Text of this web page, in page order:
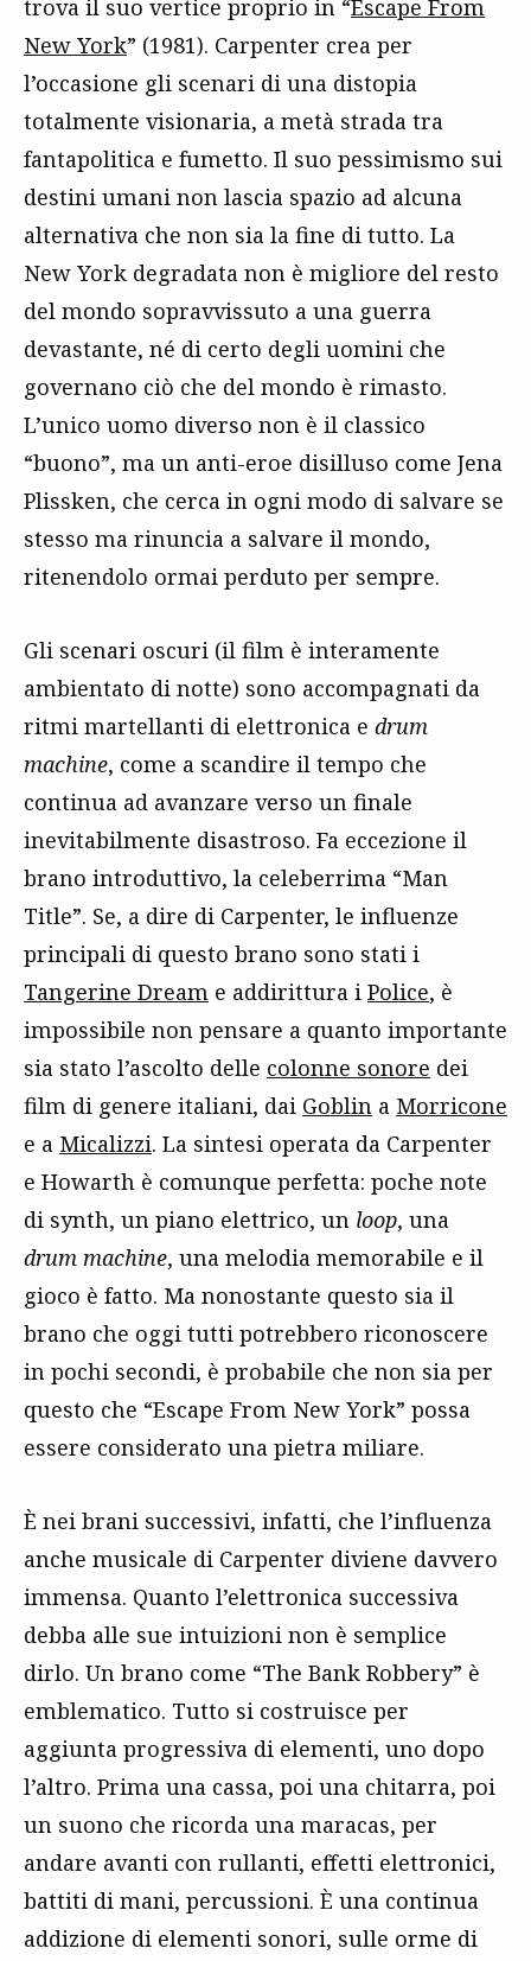
trova il suo vertice proprio in “Escape From
New York” (1981). Carpenter crea per
l’occasione gli scenari di una distopia
totalmente visionaria, a metà strada tra
fantapolitica e fumetto. Il suo pessimismo sui
destini umani non lascia spazio ad alcuna
alternativa che non sia la fine di tutto. La
New York degradata non è migliore del resto
del mondo sopravvissuto a una guerra
devastante, né di certo degli uomini che
governano ciò che del mondo è rimasto.
L’unico uomo diverso non è il classico
“buono”, ma un anti-eroe disilluso come Jena
Plissken, che cerca in ogni modo di salvare se
stesso ma rinuncia a salvare il mondo,
ritenendolo ormai perduto per sempre.
Gli scenari oscuri (il film è interamente
ambientato di notte) sono accompagnati da
ritmi martellanti di elettronica e drum
machine, come a scandire il tempo che
continua ad avanzare verso un finale
inevitabilmente disastroso. Fa eccezione il
brano introduttivo, la celeberrima “Man
Title”. Se, a dire di Carpenter, le influenze
principali di questo brano sono stati i
Tangerine Dream e addirittura i Police, è
impossibile non pensare a quanto importante
sia stato l’ascolto delle colonne sonore dei
film di genere italiani, dai Goblin a Morricone
e a Micalizzi. La sintesi operata da Carpenter
e Howarth è comunque perfetta: poche note
di synth, un piano elettrico, un loop, una
drum machine, una melodia memorabile e il
gioco è fatto. Ma nonostante questo sia il
brano che oggi tutti potrebbero riconoscere
in pochi secondi, è probabile che non sia per
questo che “Escape From New York” possa
essere considerato una pietra miliare.
È nei brani successivi, infatti, che l’influenza
anche musicale di Carpenter diviene davvero
immensa. Quanto l’elettronica successiva
debba alle sue intuizioni non è semplice
dirlo. Un brano come “The Bank Robbery” è
emblematico. Tutto si costruisce per
aggiunta progressiva di elementi, uno dopo
l’altro. Prima una cassa, poi una chitarra, poi
un suono che ricorda una maracas, per
andare avanti con rullanti, effetti elettronici,
battiti di mani, percussioni. È una continua
addizione di elementi sonori, sulle orme di